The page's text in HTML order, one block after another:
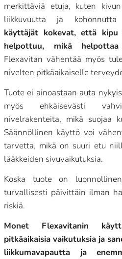
merkittäviä etuja, kuten
liikkuvuutta ja kohonnutta
käyttäjät kokevat, että kipu
helpottuu, mikä
Flexavitan vähentää myös
nivelten pitkäaikaiselle
Tuote ei ainoastaan auta
myös ehkäisevästi
nivelrakenteita, mikä suojaa
Säännöllinen käyttö voi
tarvetta, mikä on suuri etu
lääkkeiden sivuvaikutuksia.
Koska tuote on
turvallisesti päivittäin ilman
riskiä.
Monet Flexavitanin
pitkäaikaisia vaikutuksia ja
liikkumavapautta ja